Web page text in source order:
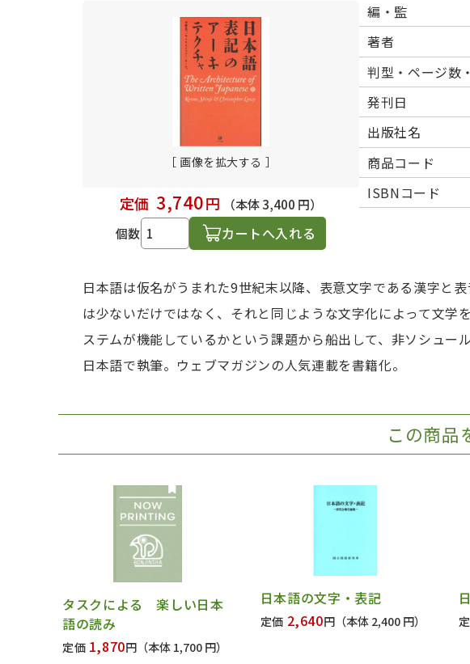
日本語学習関連副読本
［ 画像を拡大する ］
定価 3,740円
（本体 3,400 円）
個数
カートへ入れる
編・監
著者
判型・ページ数
発刊日
出版社名
商品コード
ISBNコード
日本語は仮名がうまれた9世紀末以降、表意文字である漢字と
は少ないだけではなく、それと同じような文字化によって文
ステムが機能しているかという課題から船出して、非ソシュ
日本語で執筆。ウェブマガジンの人気連載を書籍化。
この商品
タスクによる 楽しい日本
語の読み
定価 1,870円 （本体 1,700 円）
日本語の文字・表記
定価 2,640円 （本体 2,400 円）